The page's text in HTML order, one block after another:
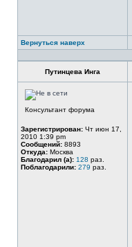
Вернуться наверх
Путинцева Инга
Консультант форума
Зарегистрирован: Чт июн 17,
2010 1:39 pm
Сообщений: 8893
Откуда: Москва
Благодарил (а): 128 раз.
Поблагодарили: 279 раз.